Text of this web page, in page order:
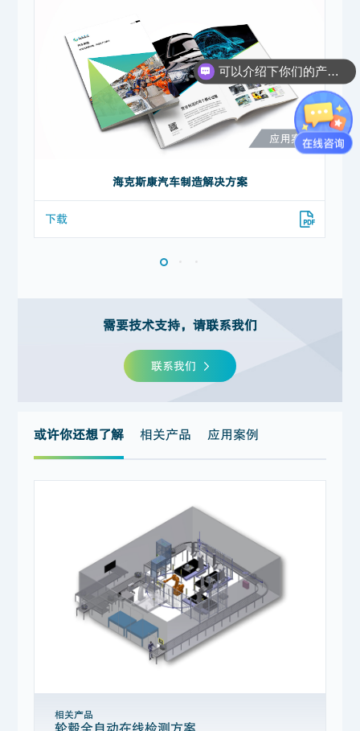
海克斯康汽车制造解决方案
下载
需要技术支持，请联系我们
联系我们
或许你还想了解 相关产品 应用案例
相关产品
可以介绍下你们的产品么？